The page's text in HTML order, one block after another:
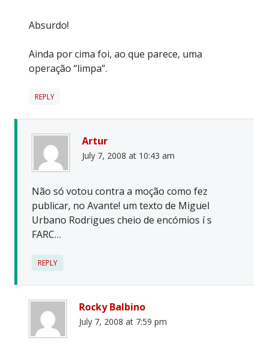
Absurdo!
Ainda por cima foi, ao que parece, uma
operação “limpa”.
REPLY
Artur
July 7, 2008 at 10:43 am
Não só votou contra a moção como fez
publicar, no Avante! um texto de Miguel
Urbano Rodrigues cheio de encómios í s
FARC…
REPLY
Rocky Balbino
July 7, 2008 at 7:59 pm